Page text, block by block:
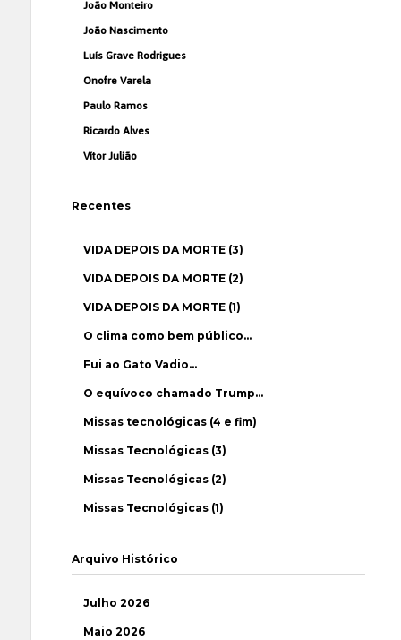
João Monteiro
João Nascimento
Luís Grave Rodrigues
Onofre Varela
Paulo Ramos
Ricardo Alves
Vítor Julião
Recentes
VIDA DEPOIS DA MORTE (3)
VIDA DEPOIS DA MORTE (2)
VIDA DEPOIS DA MORTE (1)
O clima como bem público…
Fui ao Gato Vadio…
O equívoco chamado Trump…
Missas tecnológicas (4 e fim)
Missas Tecnológicas (3)
Missas Tecnológicas (2)
Missas Tecnológicas (1)
Arquivo Histórico
Julho 2026
Maio 2026